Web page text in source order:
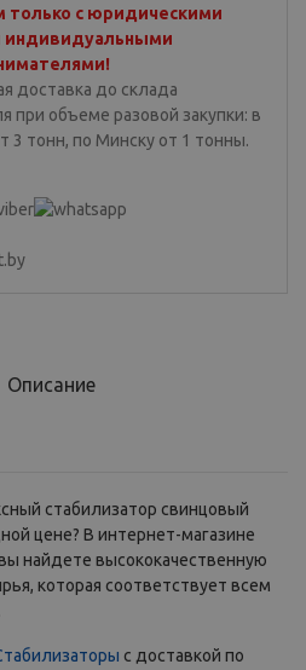
только с юридическими
индивидуальными
доставка до склада
при объеме разовой закупки: в
3 тонн, по Минску от 1 тонны.
Описание
стабилизатор свинцовый
цене? В интернет-магазине
найдете высококачественную
которая соответствует всем
с доставкой по